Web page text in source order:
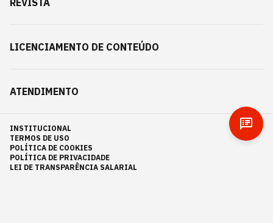
REVISTA
LICENCIAMENTO DE CONTEÚDO
ATENDIMENTO
INSTITUCIONAL
TERMOS DE USO
POLÍTICA DE COOKIES
POLÍTICA DE PRIVACIDADE
LEI DE TRANSPARÊNCIA SALARIAL